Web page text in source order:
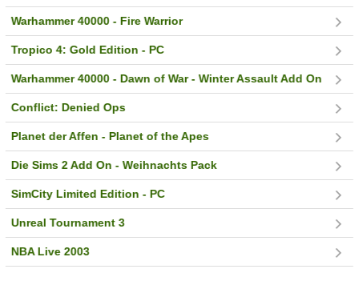
Warhammer 40000 - Fire Warrior
Tropico 4: Gold Edition - PC
Warhammer 40000 - Dawn of War - Winter Assault Add On
Conflict: Denied Ops
Planet der Affen - Planet of the Apes
Die Sims 2 Add On - Weihnachts Pack
SimCity Limited Edition - PC
Unreal Tournament 3
NBA Live 2003